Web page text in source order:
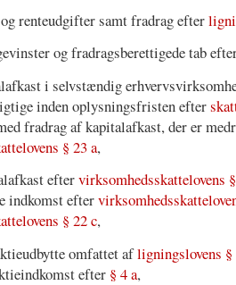
renteudgifter samt fradrag efter
og fradragsberettigede tab
i selvstændig
inden oplysningsfristen efter
fradrag af kapitalafkast, der er
§ 23 a,
eftervirksomhedsskattelovens
indkomst efter
§ 22 c,
omfattet afligningslovens
efter § 4 a,